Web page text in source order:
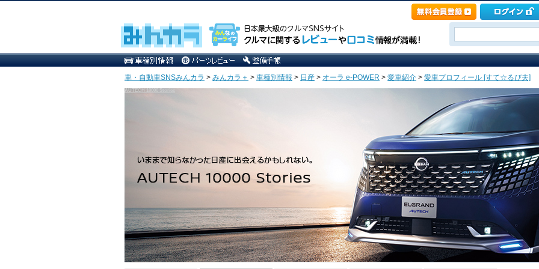
車・自動車SNSみんカラ > みんカラ＋ > 車種別情報 > 日産 > オーラ e-POWER > 愛車紹介 > 愛車プロフィール [すて☆るび夫]
AUTECH 10000 Stories